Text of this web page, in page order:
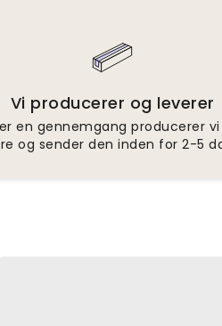
Vi producerer og leverer
en gennemgang producerer vi
og sender den inden for 2-5